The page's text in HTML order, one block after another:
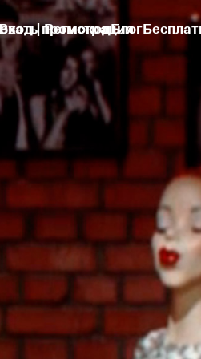
промокодБлог
| Регистрация